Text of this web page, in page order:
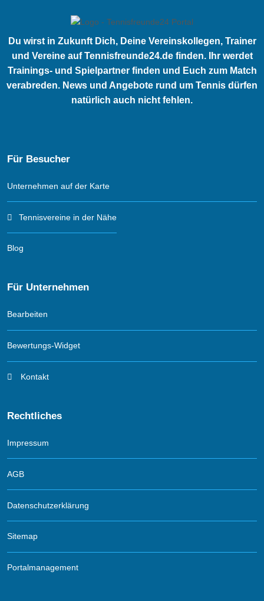
Du wirst in Zukunft Dich, Deine Vereinskollegen, Trainer
und Vereine auf Tennisfreunde24.de finden. Ihr werdet
Trainings- und Spielpartner finden und Euch zum Match
verabreden. News und Angebote rund um Tennis dürfen
natürlich auch nicht fehlen.
Für Besucher
Unternehmen auf der Karte
Tennisvereine in der Nähe
Blog
Für Unternehmen
Bearbeiten
Bewertungs-Widget
Kontakt
Rechtliches
Impressum
AGB
Datenschutzerklärung
Sitemap
Portalmanagement